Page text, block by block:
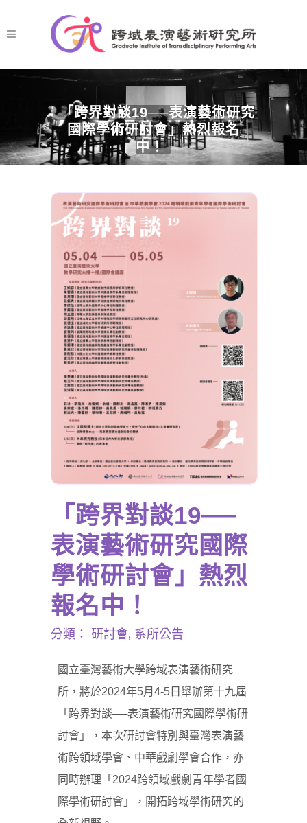
「跨界對談19──表演藝術研究
國際學術研討會」熱烈報名
中！
「跨界對談19──
表演藝術研究國際
學術研討會」熱烈
報名中！
分類： 研討會, 系所公告
國立臺灣藝術大學跨域表演藝術研究
所，將於2024年5月4-5日舉辦第十九屆
「跨界對談──表演藝術研究國際學術研
討會」，本次研討會特別與臺灣表演藝
術跨領域學會、中華戲劇學會合作，亦
同時辦理「2024跨領域戲劇青年學者國
際學術研討會」，開拓跨域學術研究的